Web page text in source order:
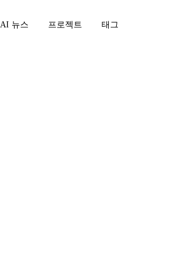
AI 뉴스 프로젝트 태그